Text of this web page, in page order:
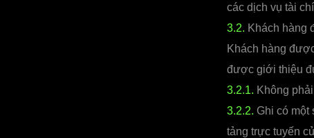
các dịch vụ tài
3.2. Khách hàng
Khách hàng
được giới thiệu
3.2.1. Không
3.2.2. Ghi có một
tảng trực tuyến